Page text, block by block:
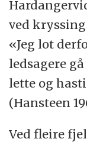
ved
«Jeg lot
ledsagere
lette og
(Hansteen
Ved fleire